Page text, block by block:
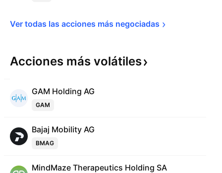
Ver todas las acciones más negociadas
Acciones más volátiles
GAM Holding AG
GAM
Bajaj Mobility AG
BMAG
MindMaze Therapeutics Holding SA